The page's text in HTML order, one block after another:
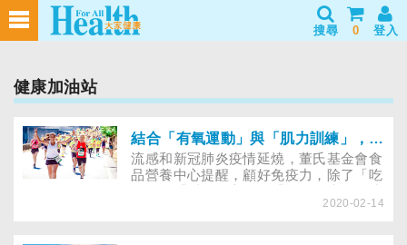
搜尋 0 登入
健康加油站
結合「有氧運動」與「肌力訓練」，提升防禦力，降低新冠肺炎風險！
流感和新冠肺炎疫情延燒，董氏基金會食
品營養中心提醒，顧好免疫力，除了「吃
缺！根據2016年《American journal of
2020-02-14